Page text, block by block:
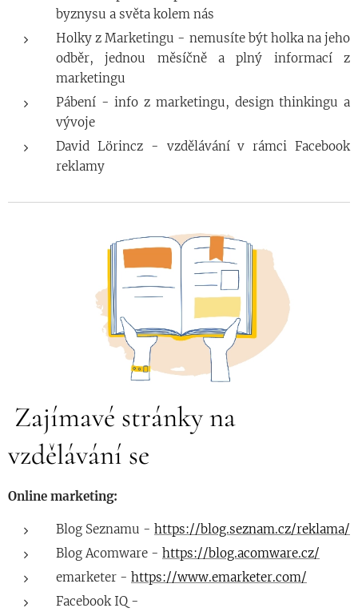
byznysu a světa kolem nás
Holky z Marketingu - nemusíte být holka na jeho
odběr, jednou měsíčně a plný informací z
marketingu
Pábení - info z marketingu, design thinkingu a
vývoje
David Lörincz - vzdělávání v rámci Facebook
reklamy
Zajímavé stránky na
vzdělávání se
Online marketing:
Blog Seznamu - https://blog.seznam.cz/reklama/
Blog Acomware - https://blog.acomware.cz/
emarketer - https://www.emarketer.com/
Facebook IQ -